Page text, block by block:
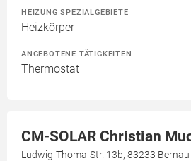
HEIZUNG SPEZIALGEBIETE
Heizkörper
ANGEBOTENE TÄTIGKEITEN
Thermostat
CM-SOLAR Christian
Ludwig-Thoma-Str. 13b, 83233